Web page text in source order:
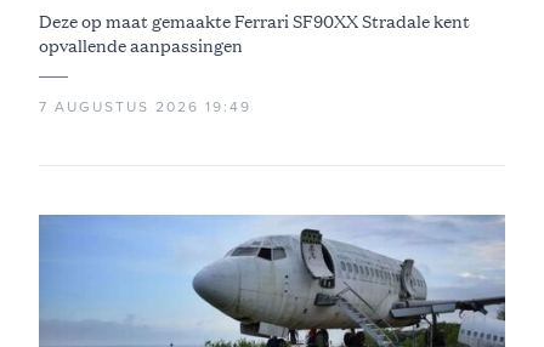
Deze op maat gemaakte Ferrari SF90XX Stradale kent
opvallende aanpassingen
7 AUGUSTUS 2026 19:49